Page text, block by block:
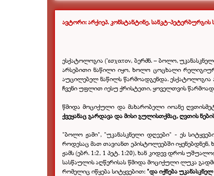
ავტორი:არქიეპ. კონსტანტინე, სანკტ-
ესქატოლოგია(’εσχατον, ბერძნ. –ბოლო,
არსებითი ნაწილი იყო, ხოლო ცოცხალი
აუცილებელ ნაწილს წარმოადგენდა.
ჩვენი უფლით იესუ ქრისტეთი, ყოველთვის
წმიდა მოციქული და მახარობელი იოანე
ქვეყანაც გარდავა და მისი გულისთქმაც, ღვთის
"ბოლო ჟამი", "უკანასკნელი დღეები" - ეს
როდესაც მათ თავიანთ ეპისტოლეებში
ჟამს (ებრ. 1:2, 1 პეტ. 1:20), ხან კიდევ დროს
სასწაულის აღწერისას წმიდა მოციქული ლუკა
რომელიც იწყება სიტყვებით: "და იქნება